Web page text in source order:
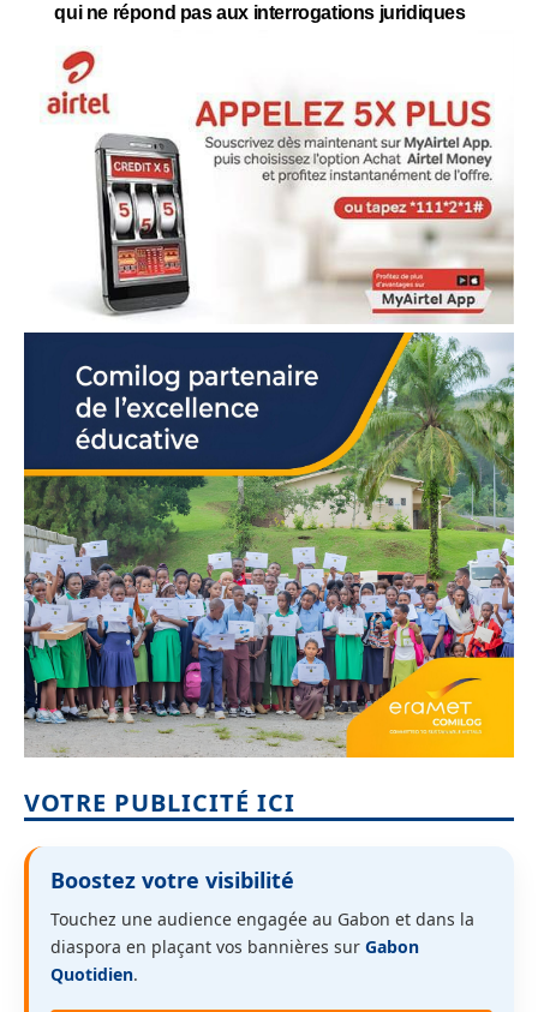
qui ne répond pas aux interrogations juridiques
VOTRE PUBLICITÉ ICI
Boostez votre visibilité
Touchez une audience engagée au Gabon et dans la
diaspora en plaçant vos bannières sur Gabon
Quotidien.